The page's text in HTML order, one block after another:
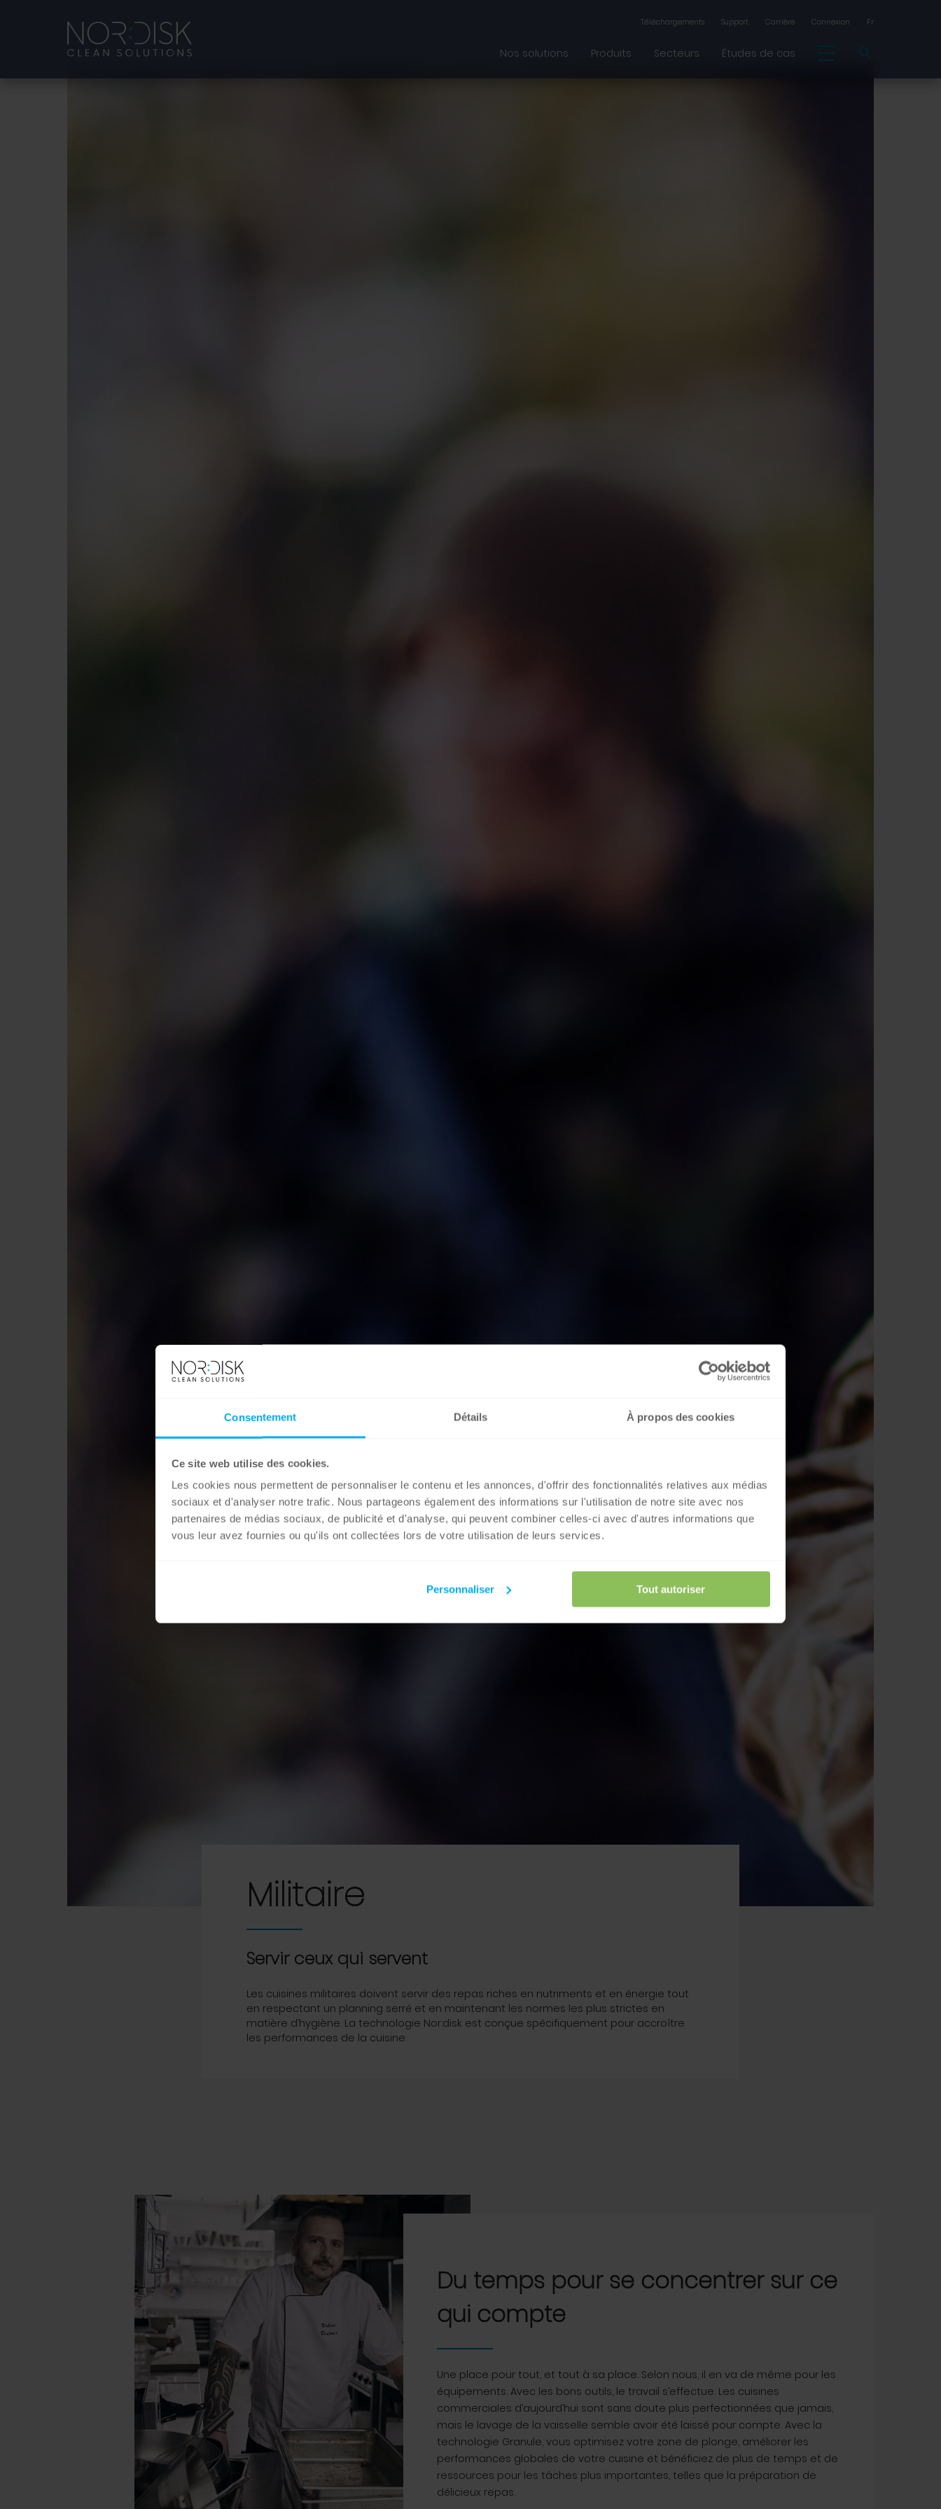
Consentement Détails À propos des cookies
Ce site web utilise des cookies.
Les cookies nous permettent de personnaliser le contenu et les annonces, d'offrir des fonctionnalités relatives aux médias
sociaux et d'analyser notre trafic. Nous partageons également des informations sur l'utilisation de notre site avec nos
partenaires de médias sociaux, de publicité et d'analyse, qui peuvent combiner celles-ci avec d'autres informations que
vous leur avez fournies ou qu'ils ont collectées lors de votre utilisation de leurs services.
Personnaliser Tout autoriser
Téléchargements Support Carrière Connexion Fr
Nos solutions Produits Secteurs Études de cas
Militaire
Servir ceux qui servent
Les cuisines militaires doivent servir des repas riches en nutriments et en énergie tout
en respectant un planning serré et en maintenant les normes les plus strictes en
matière d’hygiène. La technologie Nor:disk est conçue spécifiquement pour accroître
les performances de la cuisine.
Du temps pour se concentrer sur ce
qui compte
Une place pour tout, et tout à sa place. Selon nous, il en va de même pour les
équipements. Avec les bons outils, le travail s’effectue. Les cuisines
commerciales d’aujourd’hui sont sans doute plus perfectionnées que jamais,
mais le lavage de la vaisselle semble avoir été laissé pour compte. Avec la
technologie Granule, vous optimisez votre zone de plonge, améliorer les
performances globales de votre cuisine et bénéficiez de plus de temps et de
ressources pour les tâches plus importantes, telles que la préparation de
délicieux repas.